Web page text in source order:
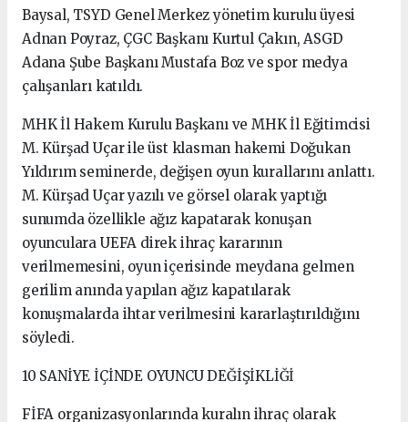
Baysal, TSYD Genel Merkez yönetim kurulu üyesi
Adnan Poyraz, ÇGC Başkanı Kurtul Çakın, ASGD
Adana Şube Başkanı Mustafa Boz ve spor medya
çalışanları katıldı.
MHK İl Hakem Kurulu Başkanı ve MHK İl Eğitimcisi
M. Kürşad Uçar ile üst klasman hakemi Doğukan
Yıldırım seminerde, değişen oyun kurallarını anlattı.
M. Kürşad Uçar yazılı ve görsel olarak yaptığı
sunumda özellikle ağız kapatarak konuşan
oyunculara UEFA direk ihraç kararının
verilmemesini, oyun içerisinde meydana gelmen
gerilim anında yapılan ağız kapatılarak
konuşmalarda ihtar verilmesini kararlaştırıldığını
söyledi.
10 SANİYE İÇİNDE OYUNCU DEĞİŞİKLİĞİ
FİFA organizasyonlarında kuralın ihraç olarak